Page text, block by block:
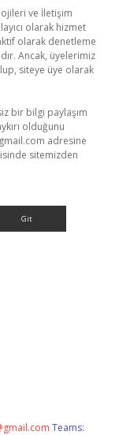
ve İletişim
olarak hizmet
olarak denetleme
Ancak, üyelerimiz
siteye üye olarak
bir bilgi paylaşım
olduğunu
adresine
sitemizden
Teams: